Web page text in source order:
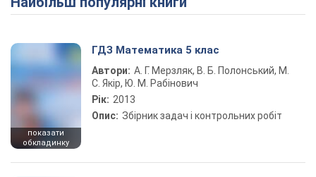
показати
обкладинку
ГДЗ Математика 5 клас
Автори: А. Г. Мерзляк, В. Б. Полонський, М.
С. Якір, Ю. М. Рабінович
Рік: 2013
Опис: Збірник задач і контрольних робіт